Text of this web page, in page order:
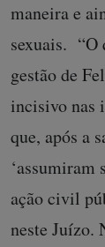
maneira e
sexuais. “O
gestão de
incisivo nas
que, após a
‘assumiram
ação civil
neste Juízo.